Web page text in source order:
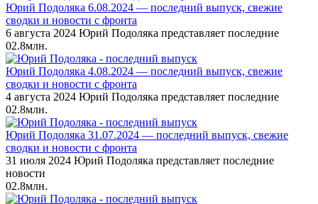
Юрий Подоляка 6.08.2024 — последний выпуск, свежие
сводки и новости с фронта
6 августа 2024 Юрий Подоляка представляет последние
02.8млн.
Юрий Подоляка 4.08.2024 — последний выпуск, свежие
сводки и новости с фронта
4 августа 2024 Юрий Подоляка представляет последние
02.8млн.
Юрий Подоляка 31.07.2024 — последний выпуск, свежие
сводки и новости с фронта
31 июля 2024 Юрий Подоляка представляет последние
новости
02.8млн.